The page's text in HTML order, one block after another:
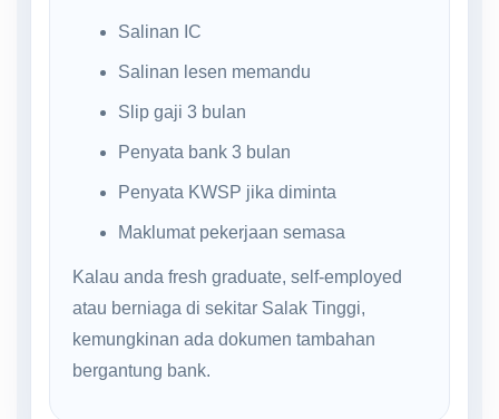
Salinan IC
Salinan lesen memandu
Slip gaji 3 bulan
Penyata bank 3 bulan
Penyata KWSP jika diminta
Maklumat pekerjaan semasa
Kalau anda fresh graduate, self-employed
atau berniaga di sekitar Salak Tinggi,
kemungkinan ada dokumen tambahan
bergantung bank.